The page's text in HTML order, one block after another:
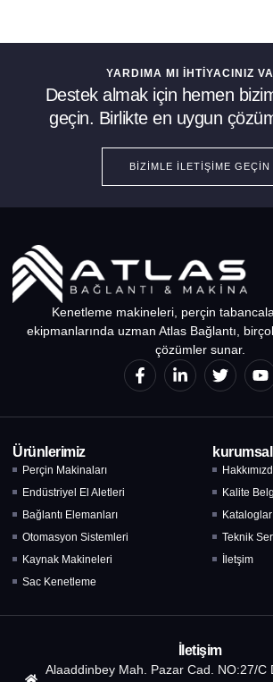
YARDIMA MI İHTIYACINIZ
Destek almak için hemen
geçin. Birlikte en uygun
BIZIMLE İLETIŞIME GEÇIN
Kenetleme makineleri, perçin
ekipmanlarında uzman Atlas Bağlantı,
çözümler sunar.
Ürünlerimiz
Perçin Makinaları
Endüstriyel El Aletleri
Bağlantı Elemanları
Otomasyon Sistemleri
Kaynak Makineleri
Sac Kenetleme
kurumsal
Kalite
Kataloglar
Teknik
İletşim
İletişim
Alaaddinbey Mah. Pazar Cad. NO:27/C